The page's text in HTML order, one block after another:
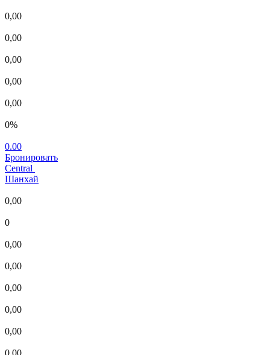
0,00
0,00
0,00
0,00
0,00
0%
0.00
Бронировать
Central
Шанхай
0,00
0
0,00
0,00
0,00
0,00
0,00
0,00